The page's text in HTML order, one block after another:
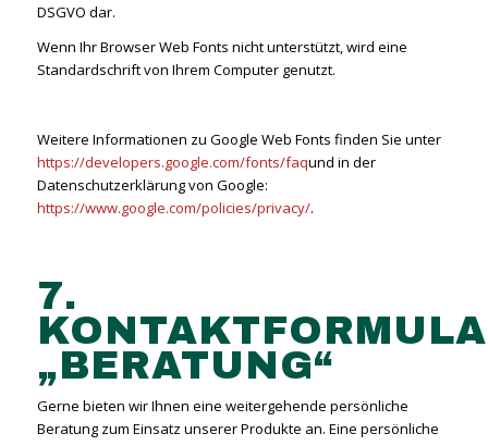
DSGVO dar.
Wenn Ihr Browser Web Fonts nicht unterstützt, wird eine
Standardschrift von Ihrem Computer genutzt.
Weitere Informationen zu Google Web Fonts finden Sie unter
https://developers.google.com/fonts/faqund in der
Datenschutzerklärung von Google:
https://www.google.com/policies/privacy/.
7.
„BERATUNG“
Gerne bieten wir Ihnen eine weitergehende persönliche
Beratung zum Einsatz unserer Produkte an. Eine persönliche